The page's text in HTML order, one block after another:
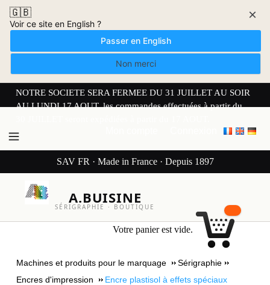
🇬🇧
Voir ce site en English ?
Passer en English
Non merci
×
NOTRE SOCIETE SERA FERMEE DU 31 JUILLET AU SOIR
AU LUNDI 17 AOUT. les commandes effectuées à partir du
SAV FR · Made in France · Depuis 1897
A.BUISINE
SÉRIGRAPHIE · BOUTIQUE
Votre panier est vide.
Machines et produits pour le marquage
Sérigraphie
Encres d'impression
Encre plastisol à effets spéciaux